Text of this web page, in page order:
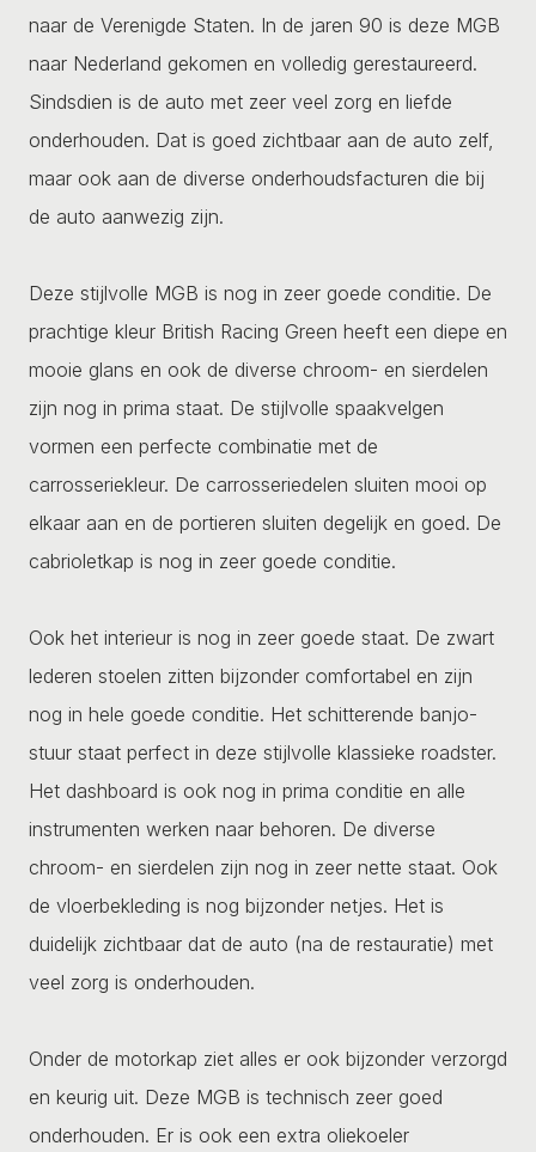
naar de Verenigde Staten. In de jaren 90 is deze MGB
naar Nederland gekomen en volledig gerestaureerd.
Sindsdien is de auto met zeer veel zorg en liefde
onderhouden. Dat is goed zichtbaar aan de auto zelf,
maar ook aan de diverse onderhoudsfacturen die bij
de auto aanwezig zijn.
Deze stijlvolle MGB is nog in zeer goede conditie. De
prachtige kleur British Racing Green heeft een diepe en
mooie glans en ook de diverse chroom- en sierdelen
zijn nog in prima staat. De stijlvolle spaakvelgen
vormen een perfecte combinatie met de
carrosseriekleur. De carrosseriedelen sluiten mooi op
elkaar aan en de portieren sluiten degelijk en goed. De
cabrioletkap is nog in zeer goede conditie.
Ook het interieur is nog in zeer goede staat. De zwart
lederen stoelen zitten bijzonder comfortabel en zijn
nog in hele goede conditie. Het schitterende banjo-
stuur staat perfect in deze stijlvolle klassieke roadster.
Het dashboard is ook nog in prima conditie en alle
instrumenten werken naar behoren. De diverse
chroom- en sierdelen zijn nog in zeer nette staat. Ook
de vloerbekleding is nog bijzonder netjes. Het is
duidelijk zichtbaar dat de auto (na de restauratie) met
veel zorg is onderhouden.
Onder de motorkap ziet alles er ook bijzonder verzorgd
en keurig uit. Deze MGB is technisch zeer goed
onderhouden. Er is ook een extra oliekoeler